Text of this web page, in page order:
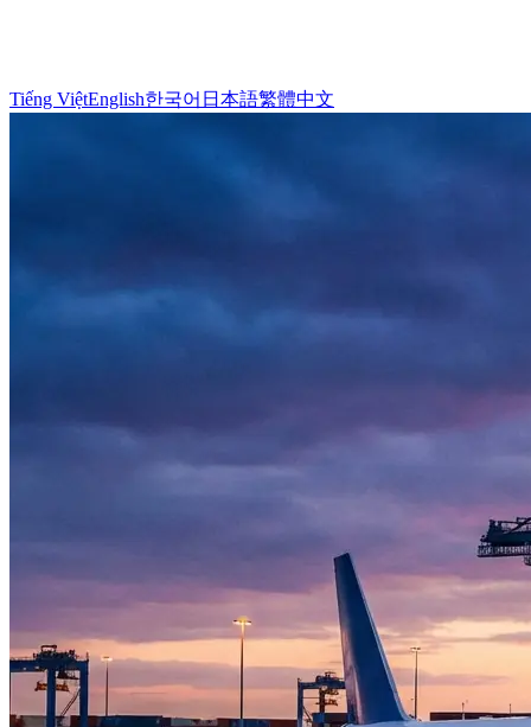
Tiếng ViệtEnglish한국어 日本語繁體中文